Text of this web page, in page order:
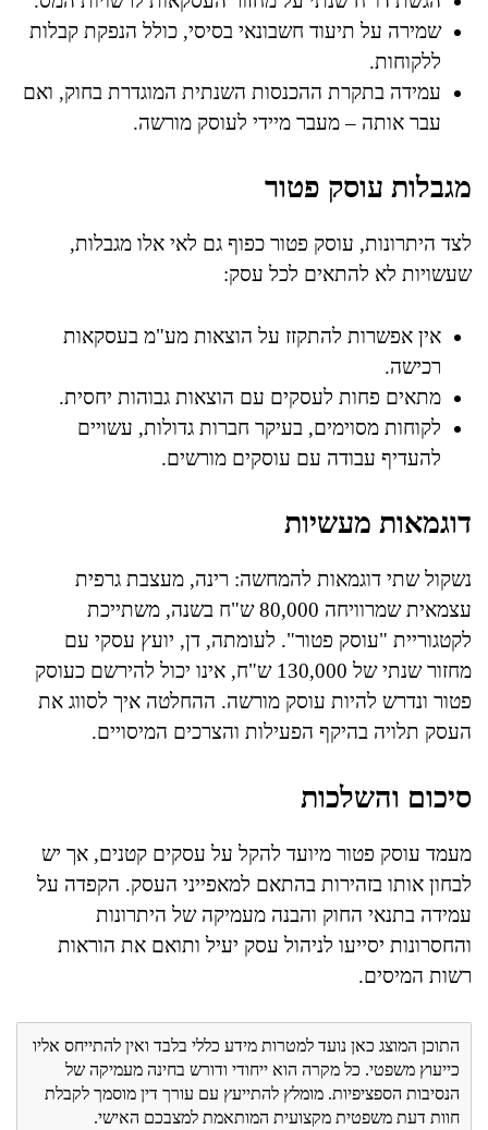
שמירה על תיעוד חשבונאי בסיסי, כולל הנפקת קבלות
ללקוחות.
עמידה בתקרת ההכנסות השנתית המוגדרת בחוק, ואם
עבר אותה – מעבר מיידי לעוסק מורשה.
מגבלות עוסק פטור
לצד היתרונות, עוסק פטור כפוף גם לאי אלו מגבלות,
שעשויות לא להתאים לכל עסק:
אין אפשרות להתקזז על הוצאות מע"מ בעסקאות
רכישה.
מתאים פחות לעסקים עם הוצאות גבוהות יחסית.
לקוחות מסוימים, בעיקר חברות גדולות, עשויים
להעדיף עבודה עם עוסקים מורשים.
דוגמאות מעשיות
נשקול שתי דוגמאות להמחשה: רינה, מעצבת גרפית
עצמאית שמרוויחה 80,000 ש"ח בשנה, משתייכת
לקטגוריית "עוסק פטור". לעומתה, דן, יועץ עסקי עם
מחזור שנתי של 130,000 ש"ח, אינו יכול להירשם כעוסק
פטור ונדרש להיות עוסק מורשה. ההחלטה איך לסווג את
העסק תלויה בהיקף הפעילות והצרכים המיסויים.
סיכום והשלכות
מעמד עוסק פטור מיועד להקל על עסקים קטנים, אך יש
לבחון אותו בזהירות בהתאם למאפייני העסק. הקפדה על
עמידה בתנאי החוק והבנה מעמיקה של היתרונות
והחסרונות יסייעו לניהול עסק יעיל ותואם את הוראות
רשות המיסים.
התוכן המוצג כאן נועד למטרות מידע כללי בלבד ואין להתייחס אליו
כייעוץ משפטי. כל מקרה הוא ייחודי ודורש בחינה מעמיקה של
הנסיבות הספציפיות. מומלץ להתייעץ עם עורך דין מוסמך לקבלת
חוות דעת משפטית מקצועית המותאמת למצבכם האישי.